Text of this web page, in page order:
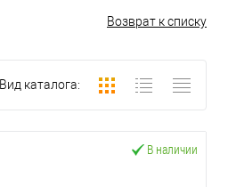
Возврат к списку
Вид каталога:
В наличии